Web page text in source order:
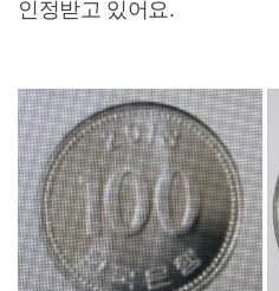
인정받고 있어요.